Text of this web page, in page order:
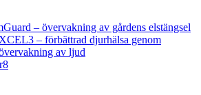
– övervakning av gårdens elstängsel
– förbättrad djurhälsa genom
av ljud